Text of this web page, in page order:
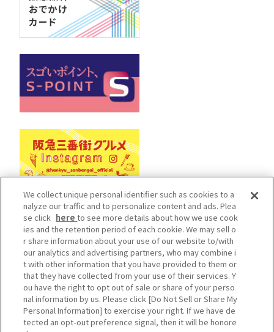
Cookieポリシー
ソーシャルメディアポリシー
プライバシーポリシー
カスタマーハラスメントポリシー
施設従業員用サイト
Do Not Sell or Share My Personal Information
cHankyu Sanbangai All Rights Reserved.
We collect unique personal identifier such as cookies to a
nalyze our traffic and to personalize content and ads. Plea
se click hereto see more details about how we use cook
ies and the retention period of each cookie. We may sell o
r share information about your use of our website to/with
our analytics and advertising partners, who may combine i
t with other information that you have provided to them or
that they have collected from your use of their services. Y
ou have the right to opt out of sale or share of your perso
nal information by us. Please click [Do Not Sell or Share My
Personal Information] to exercise your right. If we have de
tected an opt-out preference signal, then it will be honore